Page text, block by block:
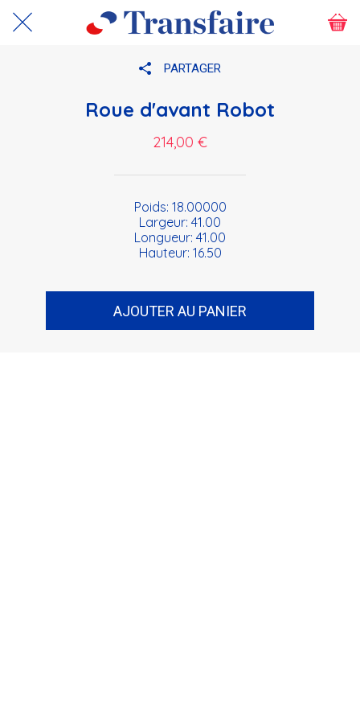
PARTAGER
Roue d'avant Robot
214,00 €
Poids: 18.00000
Largeur: 41.00
Longueur: 41.00
Hauteur: 16.50
AJOUTER AU PANIER